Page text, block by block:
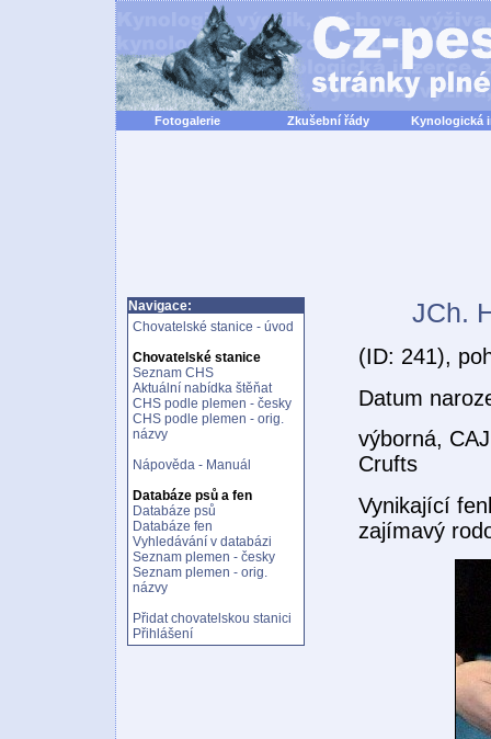
Fotogalerie Zkušební řády Kynologická
Navigace:
Chovatelské stanice - úvod
Chovatelské stanice
Seznam CHS
Aktuální nabídka štěňat
CHS podle plemen - česky
CHS podle plemen - orig.
názvy
Nápověda - Manuál
Databáze psů a fen
Databáze psů
Databáze fen
Vyhledávání v databázi
Seznam plemen - česky
Seznam plemen - orig.
názvy
Přidat chovatelskou stanici
Přihlášení
JCh.
(ID: 241),
Datum
výborná,
Crufts
Vynikající
zajímavý